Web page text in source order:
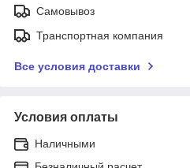
Самовывоз
Транспортная компания
Все условия доставки
Условия оплаты
Наличными